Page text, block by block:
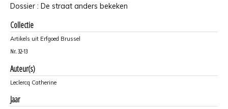
Dossier : De straat anders bekeken
Collectie
Artikels uit Erfgoed Brussel
Nr. 32-13
Auteur(s)
Leclercq Catherine
Jaar